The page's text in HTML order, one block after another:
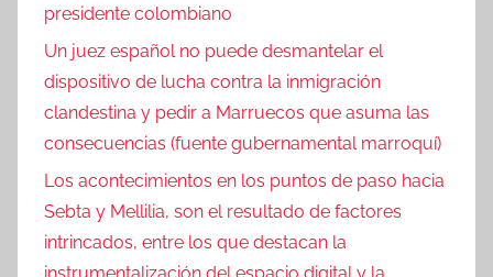
presidente colombiano
Un juez español no puede desmantelar el
dispositivo de lucha contra la inmigración
clandestina y pedir a Marruecos que asuma las
consecuencias (fuente gubernamental marroquí)
Los acontecimientos en los puntos de paso hacia
Sebta y Mellilia, son el resultado de factores
intrincados, entre los que destacan la